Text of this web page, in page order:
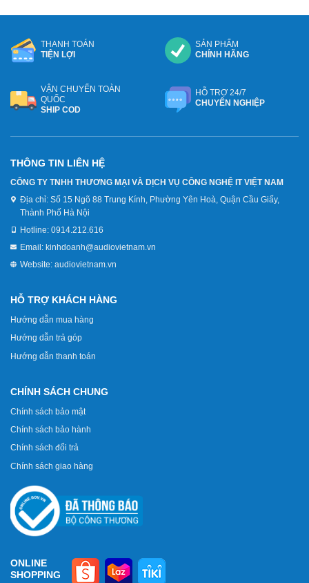
THANH TOÁN
TIỆN LỢI
SẢN PHẨM
CHÍNH HÃNG
VẬN CHUYỂN TOÀN
QUỐC
SHIP COD
HỖ TRỢ 24/7
CHUYÊN NGHIỆP
THÔNG TIN LIÊN HỆ
CÔNG TY TNHH THƯƠNG MẠI VÀ DỊCH VỤ CÔNG NGHỆ IT VIỆT NAM
Địa chỉ: Số 15 Ngõ 88 Trung Kính, Phường Yên Hoà, Quận Cầu Giấy,
Thành Phố Hà Nội
Hotline: 0914.212.616
Email: kinhdoanh@audiovietnam.vn
Website: audiovietnam.vn
HỖ TRỢ KHÁCH HÀNG
Hướng dẫn mua hàng
Hướng dẫn trả góp
Hướng dẫn thanh toán
CHÍNH SÁCH CHUNG
Chính sách bảo mật
Chính sách bảo hành
Chính sách đổi trả
Chính sách giao hàng
ONLINE
SHOPPING